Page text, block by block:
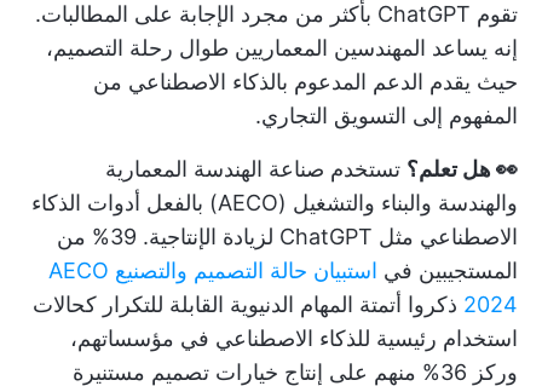
تقوم ChatGPT بأكثر من مجرد الإجابة على المطالبات.
إنه يساعد المهندسين المعماريين طوال رحلة التصميم،
حيث يقدم الدعم المدعوم بالذكاء الاصطناعي من
المفهوم إلى التسويق التجاري.
👀 هل تعلم؟ تستخدم صناعة الهندسة المعمارية
والهندسة والبناء والتشغيل (AECO) بالفعل أدوات الذكاء
الاصطناعي مثل ChatGPT لزيادة الإنتاجية. 39% من
المستجيبين في
استبيان حالة التصميم والتصنيع AECO
2024 ذكروا أتمتة المهام الدنيوية القابلة للتكرار كحالات
استخدام رئيسية للذكاء الاصطناعي في مؤسساتهم،
وركز 36% منهم على إنتاج خيارات تصميم مستنيرة